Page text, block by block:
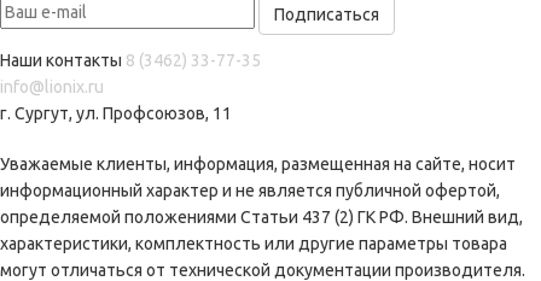
Наши контакты 8 (3462) 33-77-35
info@lionix.ru
г. Сургут, ул. Профсоюзов, 11
Уважаемые клиенты, информация, размещенная на сайте, носит
информационный характер и не является публичной офертой,
определяемой положениями Статьи 437 (2) ГК РФ. Внешний вид,
характеристики, комплектность или другие параметры товара
могут отличаться от технической документации производителя.